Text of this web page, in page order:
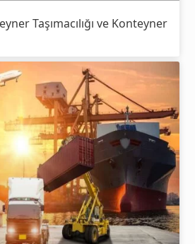
Taşımacılığı ve Konteyner